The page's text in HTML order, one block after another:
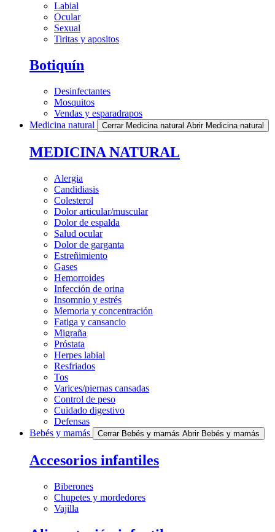
Labial
Ocular
Sexual
Tiritas y apositos
Botiquín
Desinfectantes
Mosquitos
Vendas y esparadrapos
Medicina natural
Cerrar Medicina natural Abrir Medicina natural
MEDICINA NATURAL
Alergia
Candidiasis
Colesterol
Dolor articular/muscular
Dolor de espalda
Salud ocular
Dolor de garganta
Estreñimiento
Gases
Hemorroides
Infección de orina
Insomnio y estrés
Memoria y concentración
Fatiga y cansancio
Migraña
Próstata
Herpes labial
Resfriados
Tos
Varices/piernas cansadas
Control de peso
Cuidado digestivo
Defensas
Bebés y mamás
Cerrar Bebés y mamás Abrir Bebés y mamás
Accesorios infantiles
Biberones
Chupetes y mordedores
Vajilla